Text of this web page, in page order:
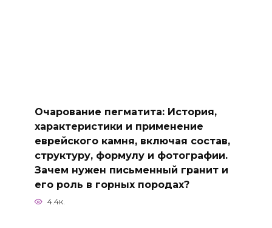
Очарование пегматита: История,
характеристики и применение
еврейского камня, включая состав,
структуру, формулу и фотографии.
Зачем нужен письменный гранит и
его роль в горных породах?
4.4к.